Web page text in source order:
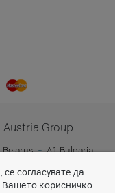
Austria Group
Belarus
A1 Bulgaria
согласувате да
Вашето корисничко